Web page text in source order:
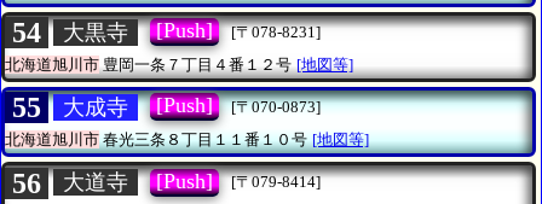
54 大黒寺 [Push]
[〒078-8231]
北海道旭川市豊岡一条７丁目４番１２号 [地図等]
55 大成寺 [Push]
[〒070-0873]
北海道旭川市春光三条８丁目１１番１０号 [地図等]
56 大道寺 [Push]
[〒079-8414]